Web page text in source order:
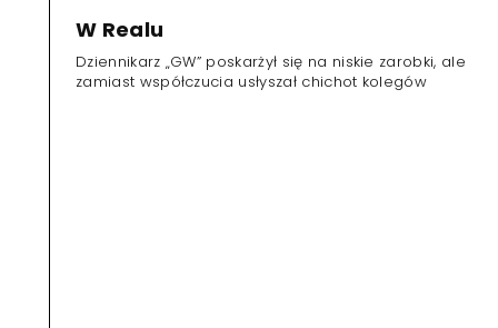
W Realu
Dziennikarz „GW” poskarżył się na niskie zarobki, ale
zamiast współczucia usłyszał chichot kolegów